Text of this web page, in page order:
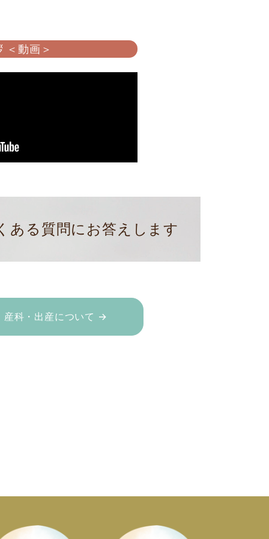
＜動画＞
ある質問にお答えします
産科・出産について →